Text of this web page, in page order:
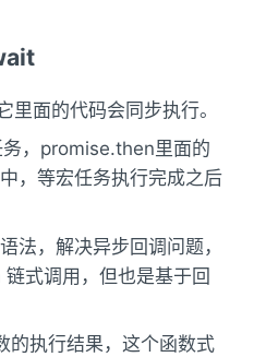
里面的代码会同步执行。
，promise.then里面的
，等宏任务执行完成之后
法，解决异步回调问题，
式调用，但也是基于回
的执行结果，这个函数式